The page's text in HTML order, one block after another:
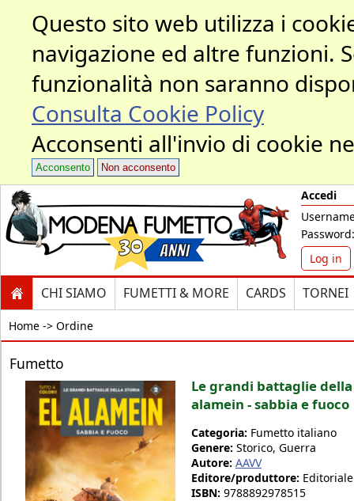
Questo sito web utilizza i
navigazione ed altre funzioni.
funzionalità non saranno
Consulta Cookie Policy
Acconsenti all'invio di cookie
Acconsento Non acconsento
Accedi
Password:
Log in
CHI SIAMO FUMETTI & MORE CARDS TORNEI
Home -> Ordine
Fumetto
Le grandi battaglie
alamein - sabbia e fuoco
Categoria: Fumetto italiano
Genere: Storico, Guerra
Autore: AAVV
Editore/produttore:
ISBN: 9788892978515